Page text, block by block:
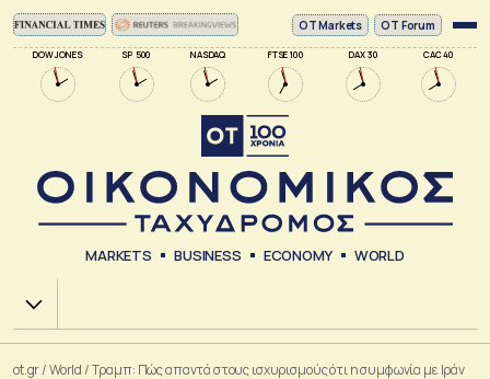
DOW JONES SP 500 NASDAQ FTSE 100 DAX 30 CAC 40
ΟΤ Markets OT Forum
MARKETS BUSINESS ECONOMY WORLD
Χ.Α.
ot.gr/World /Τραμπ: Πώς απαντά στους ισχυρισμούς ότι η συμφωνία με Ιράν